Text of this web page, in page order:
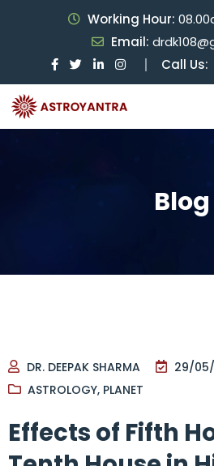
Working Hour:
Email:
Call Us:
Blog
DR. DEEPAK SHARMA
29/
ASTROLOGY, PLANET
Effects of Fifth